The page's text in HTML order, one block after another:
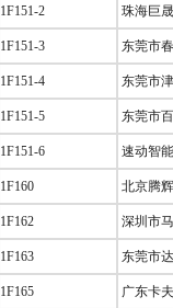
1F151-2 珠海巨
1F151-3 东莞市
1F151-4 东莞市
1F151-5 东莞市
1F151-6 速动智
1F160 北京腾
1F162 深圳市
1F163 东莞市
1F165 广东卡